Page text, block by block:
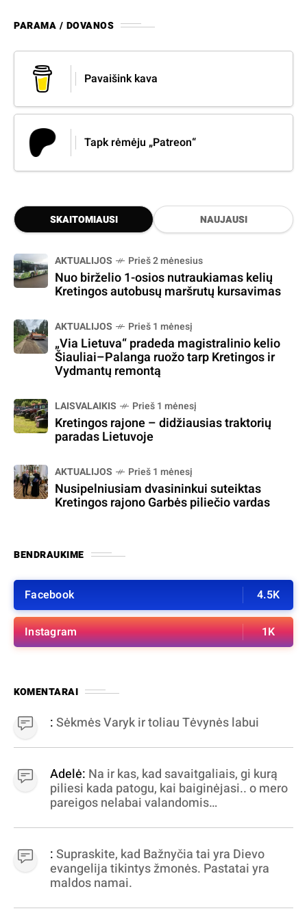
PARAMA / DOVANOS
Pavaišink kava
Tapk rėmėju „Patreon“
SKAITOMIAUSI NAUJAUSI
AKTUALIJOS Prieš 2 mėnesius
Nuo birželio 1-osios nutraukiamas kelių
Kretingos autobusų maršrutų kursavimas
AKTUALIJOS Prieš 1 mėnesį
„Via Lietuva“ pradeda magistralinio kelio
Šiauliai–Palanga ruožo tarp Kretingos ir
Vydmantų remontą
LAISVALAIKIS Prieš 1 mėnesį
Kretingos rajone – didžiausias traktorių
paradas Lietuvoje
AKTUALIJOS Prieš 1 mėnesį
Nusipelniusiam dvasininkui suteiktas
Kretingos rajono Garbės piliečio vardas
BENDRAUKIME
Facebook 4.5K
Instagram 1K
KOMENTARAI
:Sėkmės Varyk ir toliau Tėvynės labui
Adelė: Na ir kas, kad savaitgaliais, gi kurą
piliesi kada patogu, kai baiginėjasi.. o mero
pareigos nelabai valandomis
virpinimas, ieškokit kur milijonus vagia
dujininkai, elektros aferistai, stadionų
statytojai Vilnuje
:Supraskite, kad Bažnyčia tai yra Dievo
evangelija tikintys žmonės. Pastatai yra
maldos namai.